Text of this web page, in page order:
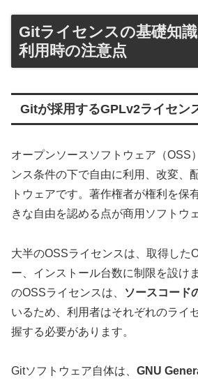
Gitライセンスの基礎知
利用時の注意点
Gitが採用するGPLv2ライセン
オープンソースソフトウェア（OSS
ンス条件の下で自由に利用、改変、
トウェアです。著作権者が権利を保
きな自由を認める点が商用ソフトウ
大半のOSSライセンスは、取得した
ー、インストール台数に制限を設け
のOSSライセンスは、
ソースコード
いるため、利用者はそれぞれのライ
握する必要があります。
Gitソフトウェア自体は、 GNU